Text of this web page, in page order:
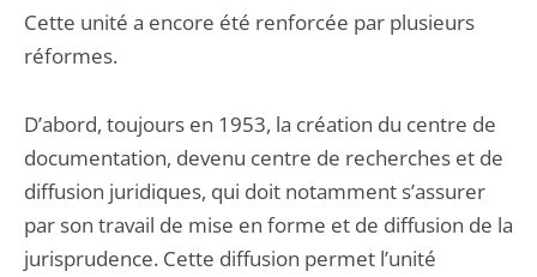
Cette unité a encore été renforcée par plusieurs
réformes.
D’abord, toujours en 1953, la création du centre de
documentation, devenu centre de recherches et de
diffusion juridiques, qui doit notamment s’assurer
par son travail de mise en forme et de diffusion de la
jurisprudence. Cette diffusion permet l’unité